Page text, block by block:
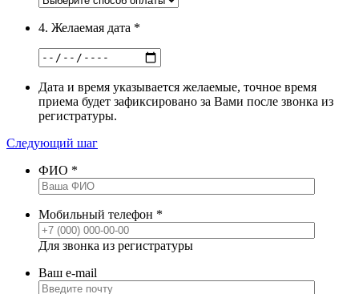
4. Желаемая дата *
Дата и время указывается желаемые, точное время
приема будет зафиксировано за Вами после звонка из
регистратуры.
Следующий шаг
ФИО *
Мобильный телефон *
Для звонка из регистратуры
Ваш e-mail